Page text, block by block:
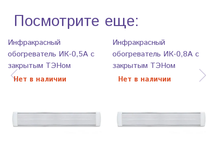
Посмотрите еще:
Инфракрасный
обогреватель ИК-0,5А с
закрытым ТЭНом
Нет в наличии
Инфракрасный
обогреватель ИК-0,8А с
закрытым ТЭНом
Нет в наличии